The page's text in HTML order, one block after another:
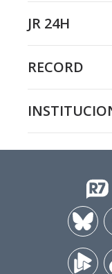
JR 24H
RECORD